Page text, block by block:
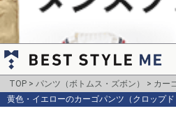
TOP パンツ（ボトムス・ズボン） カー
黄色・イエローのカーゴパンツ（クロップ